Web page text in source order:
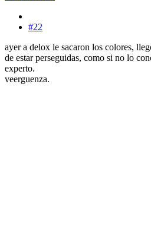
#22
ayer a delox le sacaron los colores,
de estar perseguidas, como si no lo
experto.
veerguenza.